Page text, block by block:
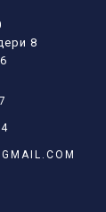
8